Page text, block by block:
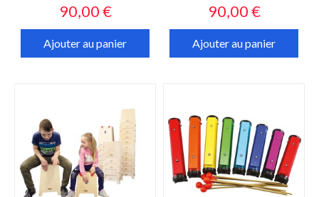
Prix
90,00 €
Ajouter au panier
Prix
90,00 €
Ajouter au panier